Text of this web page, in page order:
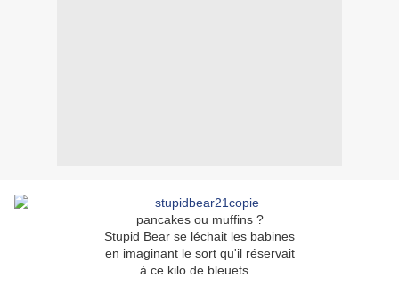
pancakes ou muffins ?
Stupid Bear se léchait les babines
en imaginant le sort qu'il réservait
à ce kilo de bleuets...